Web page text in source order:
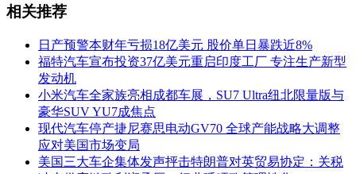
相关推荐
日产预警本财年亏损18亿美元 股价单日暴跌近8%
福特汽车宣布投资37亿美元重启印度工厂 专注生产新型
发动机
小米汽车全家族亮相成都车展，SU7 Ultra纽北限量版与
豪华SUV YU7成焦点
现代汽车停产捷尼赛思电动GV70 全球产能战略大调整
应对美国市场变局
美国三大车企集体发声抨击特朗普对英贸易协定：关税